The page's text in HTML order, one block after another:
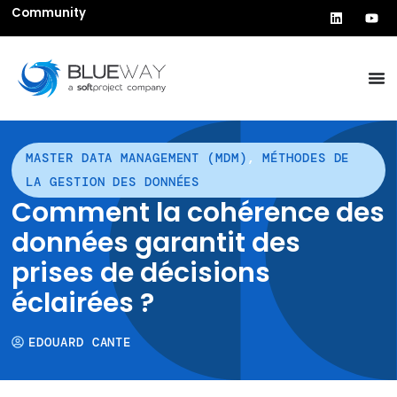
Community
MASTER DATA MANAGEMENT (MDM) ,MÉTHODES DE
LA GESTION DES DONNÉES
Comment la cohérence des
données garantit des
prises de décisions
éclairées ?
EDOUARD CANTE